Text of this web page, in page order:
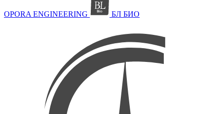
OPORA ENGINEERING БЛ БИО